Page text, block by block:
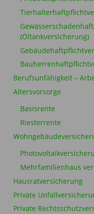
(Öltankversicherung)
Berufsunfähigkeit –
Altersvorsorge
Basisrente
Riesterrente
Mehrfamilienhaus
Hausratversicherung
Private
Private